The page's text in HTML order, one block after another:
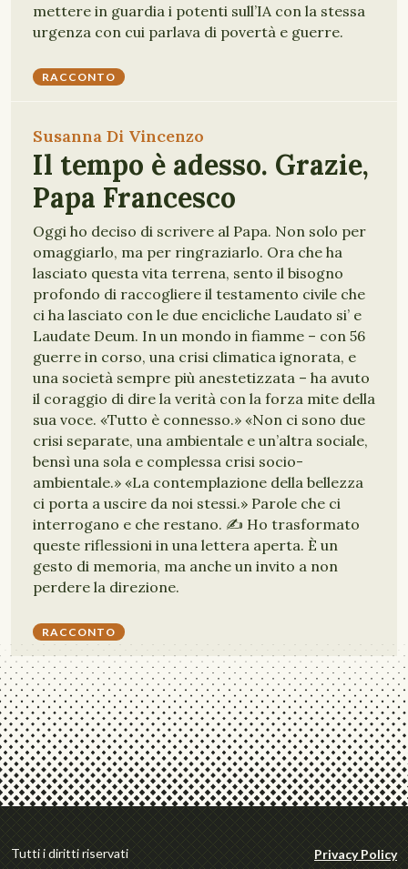
mettere in guardia i potenti sull’IA con la stessa
urgenza con cui parlava di povertà e guerre.
RACCONTO
Susanna Di Vincenzo
Il tempo è adesso. Grazie,
Papa Francesco
Oggi ho deciso di scrivere al Papa. Non solo per
omaggiarlo, ma per ringraziarlo. Ora che ha
lasciato questa vita terrena, sento il bisogno
profondo di raccogliere il testamento civile che
ci ha lasciato con le due encicliche Laudato si’ e
Laudate Deum. In un mondo in fiamme – con 56
guerre in corso, una crisi climatica ignorata, e
una società sempre più anestetizzata – ha avuto
il coraggio di dire la verità con la forza mite della
sua voce. «Tutto è connesso.» «Non ci sono due
crisi separate, una ambientale e un’altra sociale,
bensì una sola e complessa crisi socio-
ambientale.» «La contemplazione della bellezza
ci porta a uscire da noi stessi.» Parole che ci
interrogano e che restano. ✍️ Ho trasformato
queste riflessioni in una lettera aperta. È un
gesto di memoria, ma anche un invito a non
perdere la direzione.
RACCONTO
Tutti i diritti riservati Privacy Policy